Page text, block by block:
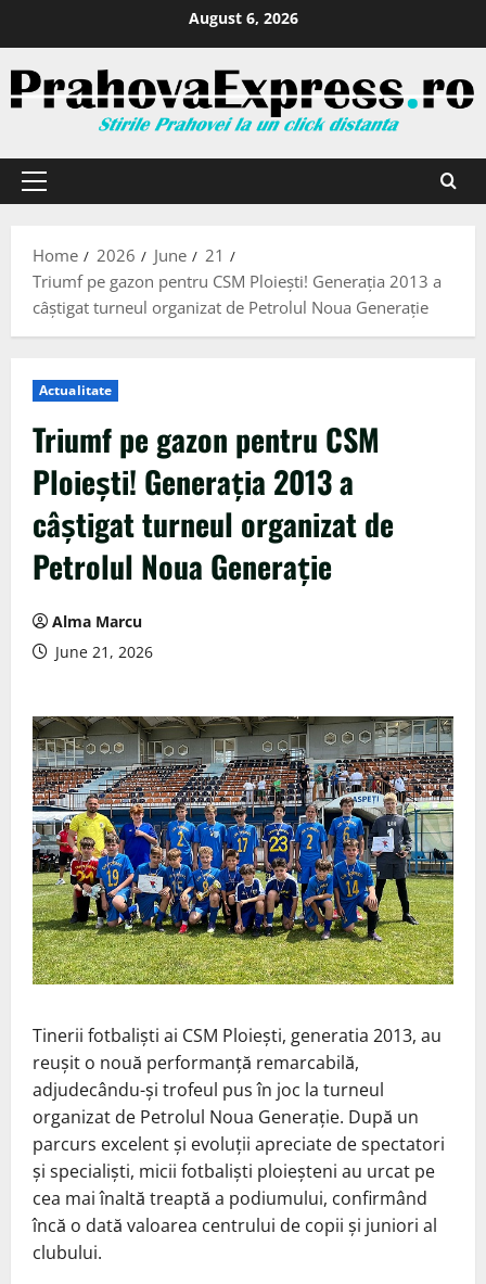
August 6, 2026
Home 2026 June
21
Triumf pe gazon pentru CSM Ploiești! Generația 2013 a
câștigat turneul organizat de Petrolul Noua Generație
Actualitate
Triumf pe gazon pentru CSM
Ploiești! Generația 2013 a
câștigat turneul organizat de
Petrolul Noua Generație
Alma Marcu
June 21, 2026
Tinerii fotbaliști ai CSM Ploiești, generatia 2013, au
reușit o nouă performanță remarcabilă,
adjudecându-și trofeul pus în joc la turneul
organizat de Petrolul Noua Generație. După un
parcurs excelent și evoluții apreciate de spectatori
și specialiști, micii fotbaliști ploieșteni au urcat pe
cea mai înaltă treaptă a podiumului, confirmând
încă o dată valoarea centrului de copii și juniori al
clubului.